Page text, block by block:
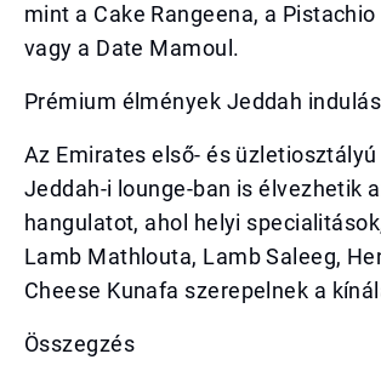
mint a Cake Rangeena, a Pistachio
vagy a Date Mamoul.
Prémium élmények Jeddah
Az Emirates első- és
Jeddah-i lounge-ban is élvezhetik
hangulatot, ahol helyi
Lamb Mathlouta, Lamb Saleeg,
Cheese Kunafa szerepelnek a
Összegzés